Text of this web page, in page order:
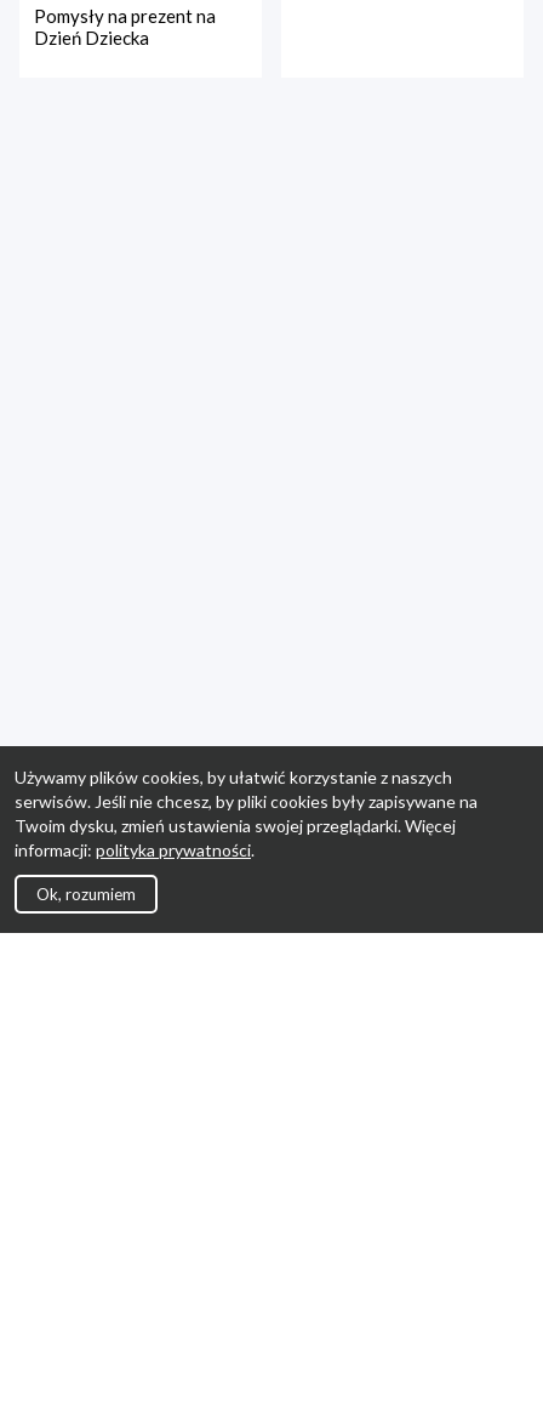
Pomysły na prezent na
Dzień Dziecka
Używamy plików cookies, by ułatwić korzystanie z naszych
serwisów. Jeśli nie chcesz, by pliki cookies były zapisywane na
Twoim dysku, zmień ustawienia swojej przeglądarki. Więcej
informacji: polityka prywatności.
Ok, rozumiem